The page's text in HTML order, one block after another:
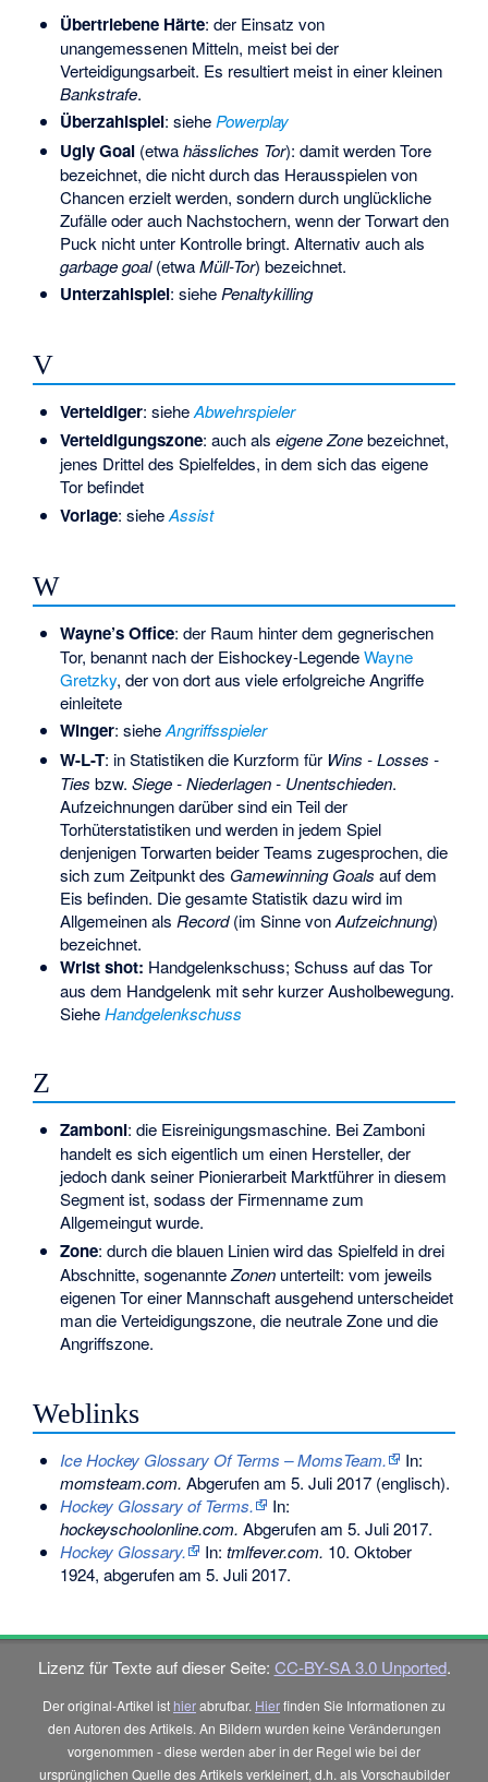
Übertriebene Härte: der Einsatz von
unangemessenen Mitteln, meist bei der
Verteidigungsarbeit. Es resultiert meist in einer kleinen
Bankstrafe.
Überzahlspiel: siehe Powerplay
Ugly Goal(etwahässliches Tor): damit werden Tore
bezeichnet, die nicht durch das Herausspielen von
Chancen erzielt werden, sondern durch unglückliche
Zufälle oder auch Nachstochern, wenn der Torwart den
Puck nicht unter Kontrolle bringt. Alternativ auch als
garbage goal(etwaMüll-Tor) bezeichnet.
Unterzahlspiel: siehe Penaltykilling
V
Verteidiger: sieheAbwehrspieler
Verteidigungszone: auch als eigene Zonebezeichnet,
jenes Drittel des Spielfeldes, in dem sich das eigene
Tor befindet
Vorlage: sieheAssist
W
Wayne’s Office: der Raum hinter dem gegnerischen
Tor, benannt nach der Eishockey-LegendeWayne
Gretzky, der von dort aus viele erfolgreiche Angriffe
einleitete
Winger: sieheAngriffsspieler
W-L-T: in Statistiken die Kurzform für Wins - Losses -
Ties bzw. Siege - Niederlagen - Unentschieden.
Aufzeichnungen darüber sind ein Teil der
Torhüterstatistiken und werden in jedem Spiel
denjenigen Torwarten beider Teams zugesprochen, die
sich zum Zeitpunkt des Gamewinning Goals auf dem
Eis befinden. Die gesamte Statistik dazu wird im
Allgemeinen als Record(im Sinne vonAufzeichnung)
bezeichnet.
Wrist shot: Handgelenkschuss; Schuss auf das Tor
aus dem Handgelenk mit sehr kurzer Ausholbewegung.
SieheHandgelenkschuss
Z
Zamboni: die Eisreinigungsmaschine. Bei Zamboni
handelt es sich eigentlich um einen Hersteller, der
jedoch dank seiner Pionierarbeit Marktführer in diesem
Segment ist, sodass der Firmenname zum
Allgemeingut wurde.
Zone: durch die blauen Linien wird das Spielfeld in drei
Abschnitte, sogenannteZonenunterteilt: vom jeweils
eigenen Tor einer Mannschaft ausgehend unterscheidet
man die Verteidigungszone, die neutrale Zone und die
Angriffszone.
Weblinks
Ice Hockey Glossary Of Terms – MomsTeam.
In:
momsteam.com. Abgerufen am 5. Juli 2017(englisch).
Hockey Glossary of Terms.
In:
hockeyschoolonline.com. Abgerufen am 5. Juli 2017.
Hockey Glossary.
In: tmlfever.com. 10. Oktober
1924, abgerufen am 5. Juli 2017.
Lizenz für Texte auf dieser Seite: CC-BY-SA 3.0 Unported.
Der original-Artikel ist hierabrufbar. Hierfinden Sie Informationen zu
den Autoren des Artikels. An Bildern wurden keine Veränderungen
vorgenommen - diese werden aber in der Regel wie bei der
ursprünglichen Quelle des Artikels verkleinert, d.h. als Vorschaubilder